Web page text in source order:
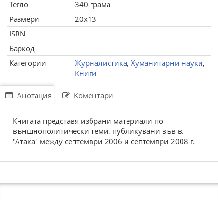
Тегло
340 грама
Размери
20x13
ISBN
Баркод
Категории
Журналистика, Хуманитарни науки,
Книги
Анотация Коментари
Книгата представя избрани материали по
външнополитически теми, публикувани във в.
"Атака" между септември 2006 и септември 2008 г.